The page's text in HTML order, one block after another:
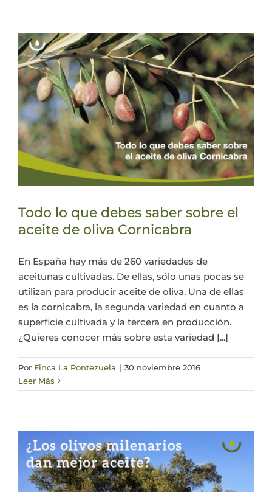
Todo lo que debes saber sobre el
aceite de oliva Cornicabra
En España hay más de 260 variedades de
aceitunas cultivadas. De ellas, sólo unas pocas se
utilizan para producir aceite de oliva. Una de ellas
es la cornicabra, la segunda variedad en cuanto a
superficie cultivada y la tercera en producción.
¿Quieres conocer más sobre esta variedad [...]
Por Finca La Pontezuela | 30 noviembre 2016
Leer Más